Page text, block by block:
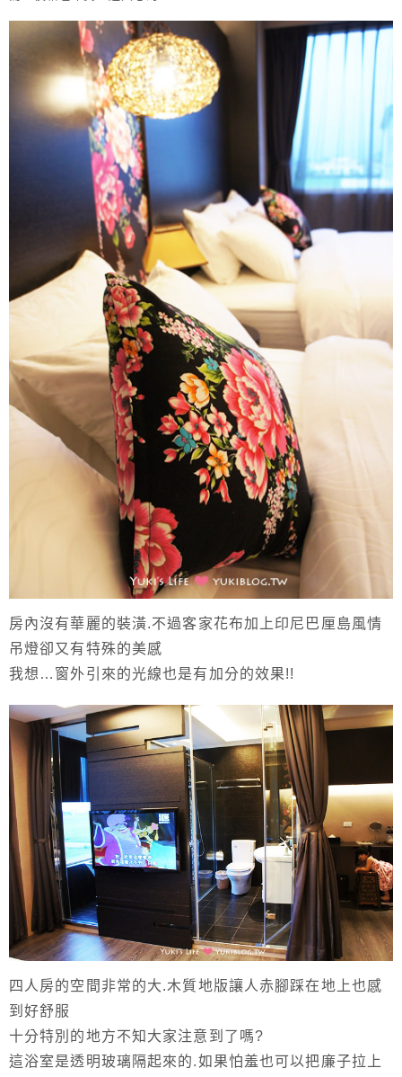
房內沒有華麗的裝潢.不過客家花布加上印尼巴厘島風情
吊燈卻又有特殊的美感
我想…窗外引來的光線也是有加分的效果!!
四人房的空間非常的大.木質地版讓人赤腳踩在地上也感
到好舒服
十分特別的地方不知大家注意到了嗎?
這浴室是透明玻璃隔起來的.如果怕羞也可以把廉子拉上